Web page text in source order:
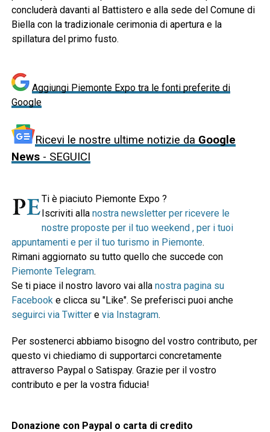
concluderà davanti al Battistero e alla sede del Comune di
Biella con la tradizionale cerimonia di apertura e la
spillatura del primo fusto.
Aggiungi Piemonte Expo tra le fonti preferite di
Google
Ricevi le nostre ultime notizie da Google
News- SEGUICI
Ti è piaciuto Piemonte Expo ?
Iscriviti alla nostra newsletter per ricevere le
nostre proposte per il tuo weekend , per i tuoi
appuntamenti e per il tuo turismo in Piemonte.
Rimani aggiornato su tutto quello che succede con
Piemonte Telegram.
Se ti piace il nostro lavoro vai alla nostra pagina su
Facebook e clicca su "Like". Se preferisci puoi anche
seguirci via Twittere via Instagram.
Per sostenerci abbiamo bisogno del vostro contributo, per
questo vi chiediamo di supportarci concretamente
attraverso Paypal o Satispay. Grazie per il vostro
contributo e per la vostra fiducia!
Donazione con Paypal o carta di credito